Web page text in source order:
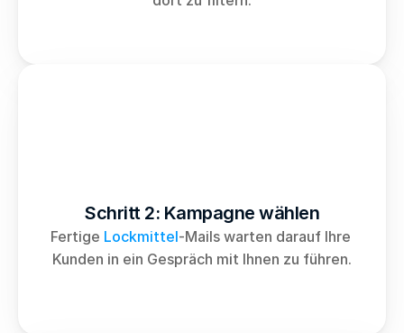
Schritt 2: Kampagne wählen
Fertige Lockmittel-Mails warten darauf Ihre
Kunden in ein Gespräch mit Ihnen zu führen.